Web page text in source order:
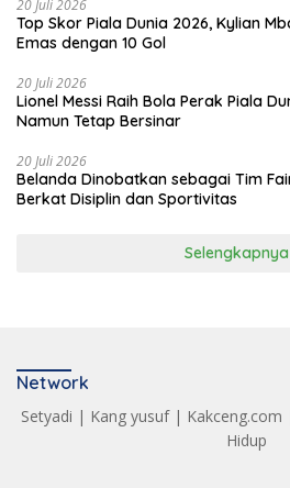
20 Juli 2026
Top Skor Piala Dunia 2026, Kylian
Emas dengan 10 Gol
20 Juli 2026
Lionel Messi Raih Bola Perak Piala
Namun Tetap Bersinar
20 Juli 2026
Belanda Dinobatkan sebagai Tim
Berkat Disiplin dan Sportivitas
Selengkapnya
Network
Setyadi | Kang yusuf| Kakceng.com
Hidup